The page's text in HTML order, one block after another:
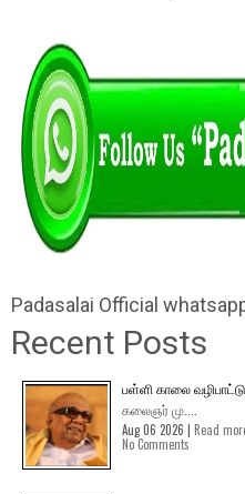
Padasalai Official
Recent Posts
பள்ளி காலை
கலைஞர் மு....
Aug 06 2026 | Read
No Comments